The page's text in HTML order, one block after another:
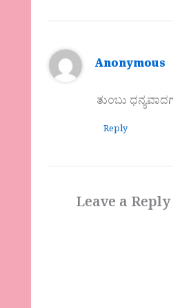
Anonymous
ತುಂಬು
Reply
Leave a Reply